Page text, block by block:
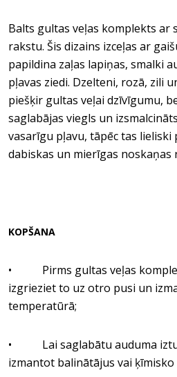
Balts gultas veļas komplekts ar
rakstu. Šis dizains izceļas ar
papildina zaļas lapiņas, smalki
pļavas ziedi. Dzelteni, rozā, zili
piešķir gultas veļai dzīvīgumu,
saglabājas viegls un
vasarīgu pļavu, tāpēc tas lieliski
dabiskas un mierīgas noskaņas
KOPŠANA
• Pirms gultas veļas
izgrieziet to uz otro pusi un
temperatūrā;
• Lai saglabātu auduma
izmantot balinātājus vai